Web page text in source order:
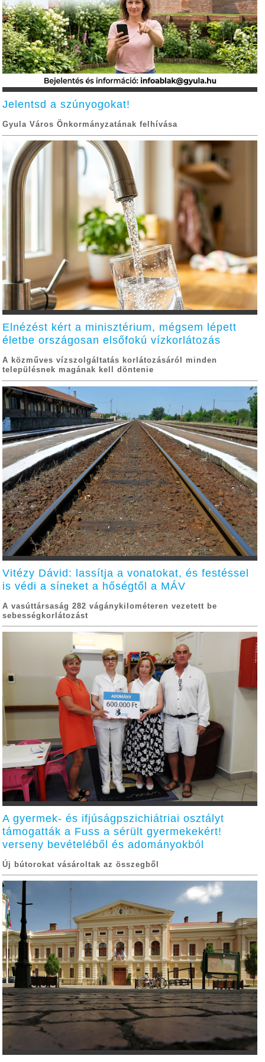
Jelentsd a szúnyogokat!
Gyula Város Önkormányzatának felhívása
Elnézést kért a minisztérium, mégsem lépett
életbe országosan elsőfokú vízkorlátozás
A közműves vízszolgáltatás korlátozásáról minden
településnek magának kell döntenie
Vitézy Dávid: lassítja a vonatokat, és festéssel
is védi a síneket a hőségtől a MÁV
A vasúttársaság 282 vágánykilométeren vezetett be
sebességkorlátozást
A gyermek- és ifjúságpszichiátriai osztályt
támogatták a Fuss a sérült gyermekekért!
verseny bevételéből és adományokból
Új bútorokat vásároltak az összegből